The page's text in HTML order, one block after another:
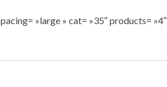
»large » cat= »35″ products=